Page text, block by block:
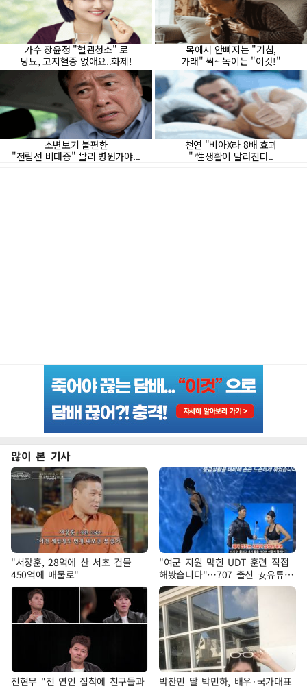
많이 본 기사
"서장훈, 28억에 산 서초 건물
450억에 매물로"
"여군 지원 막힌 UDT 훈련 직접
해봤습니다"…707 출신 女유튜버
'완벽 소화'
전현무 "전 연인 집착에 친구들과
박찬민 딸 박민하, 배우·국가대표